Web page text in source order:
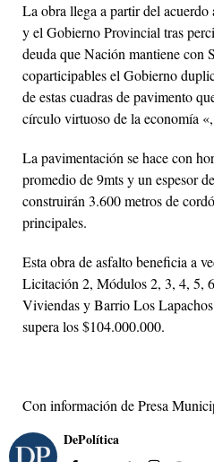
La obra llega a partir del
y el Gobierno Provincial tras
deuda que Nación mantiene con
coparticipables el Gobierno
de estas cuadras de pavimento
círculo virtuoso de la economía
La pavimentación se hace con
promedio de 9mts y un espesor
construirán 3.600 metros de
principales.
Esta obra de asfalto beneficia a
Licitación 2, Módulos 2, 3, 4, 5,
Viviendas y Barrio Los
supera los $104.000.000.
Con información de Presa
DePolítica